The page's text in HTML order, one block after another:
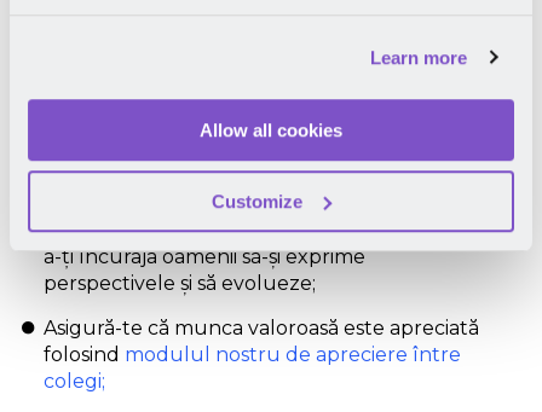
Learn more
Allow all cookies
Customize
Software smart pentru
managementul performanței
Dezvoltă-ți echipa, crește productivitatea și atinge-
ți obiectivele de business cu soluția noastră
eficientă.
Foloseșteplatforma de feedback Mirropentru
a-ți încuraja oamenii să-și exprime
perspectivele și să evolueze;
Asigură-te că munca valoroasă este apreciată
folosind modulul nostru de apreciere între
colegi;